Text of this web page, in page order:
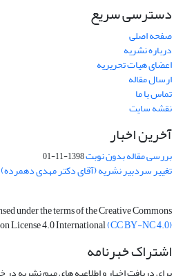
دسترسی سریع
صفحه اصلی
درباره نشریه
اعضای هیات تحریریه
ارسال مقاله
تماس با ما
نقشه سایت
آخرین اخبار
بررسی مقاله بدون نوبت1398-11-01
تغییر سردبیر نشریه (آقای دکتر مهدی دهمرده)
under the terms of the Creative Commons
License 4.0 International(CC BY-NC 4.0)
اشتراک خبرنامه